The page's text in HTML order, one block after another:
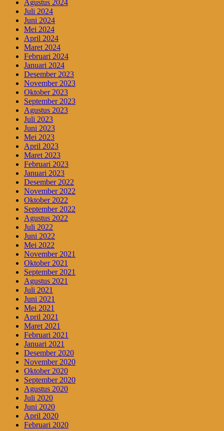
Agustus 2024
Juli 2024
Juni 2024
Mei 2024
April 2024
Maret 2024
Februari 2024
Januari 2024
Desember 2023
November 2023
Oktober 2023
September 2023
Agustus 2023
Juli 2023
Juni 2023
Mei 2023
April 2023
Maret 2023
Februari 2023
Januari 2023
Desember 2022
November 2022
Oktober 2022
September 2022
Agustus 2022
Juli 2022
Juni 2022
Mei 2022
November 2021
Oktober 2021
September 2021
Agustus 2021
Juli 2021
Juni 2021
Mei 2021
April 2021
Maret 2021
Februari 2021
Januari 2021
Desember 2020
November 2020
Oktober 2020
September 2020
Agustus 2020
Juli 2020
Juni 2020
April 2020
Februari 2020